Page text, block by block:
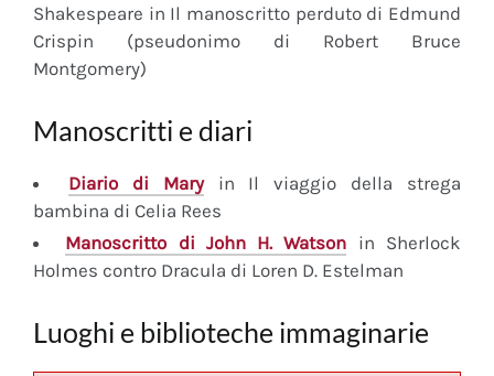
Shakespeare in Il manoscritto perduto di Edmund
Crispin (pseudonimo di Robert Bruce
Montgomery)
Manoscritti e diari
Diariodi Maryin Il viaggio della strega
bambina di Celia Rees
Manoscritto di John H. Watson in Sherlock
Holmes contro Dracula di Loren D. Estelman
Luoghi e biblioteche immaginarie